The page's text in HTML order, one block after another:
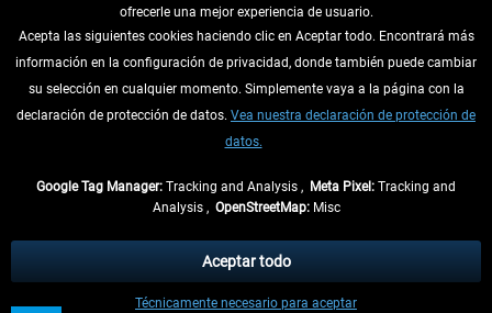
DESISTIR DEL CONTRATO
INFORMACIÓN
tasas de recepción si no se describe lo contrario
** De aplicación a envíos dentro de Alemania. Los plazos de envío para los
ofrecerle una mejor experiencia de usuario.
Acepta las siguientes cookies haciendo clic en Aceptar todo. Encontrará más
información en la configuración de privacidad, donde también puede cambiar
su selección en cualquier momento. Simplemente vaya a la página con la
declaración de protección de datos. Vea nuestra declaración de protección de
datos.
Google Tag Manager: Tracking and Analysis , Meta Pixel: Tracking and
Analysis , OpenStreetMap:Misc
Técnicamente necesario para aceptar
Aceptar todo